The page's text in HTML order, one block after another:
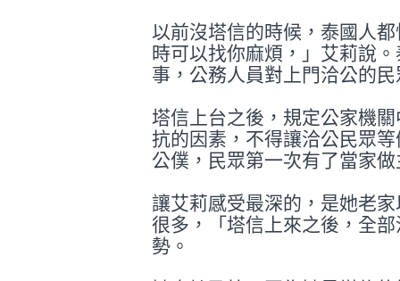
以前沒塔信的時候，泰國人
時可以找你麻煩，」艾莉說
事，公務人員對上 門洽公的
塔信上台之後，規定公家機
抗的因素 ，不得讓洽公民眾
公僕，民眾第一次有了當家
讓艾莉感受最深的，是她老
很多，「 塔信上來之後，全
勢。